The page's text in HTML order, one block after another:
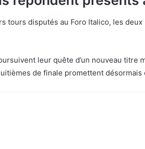
tours disputés au Foro Italico, les
leur quête d’un nouveau
de finale promettent